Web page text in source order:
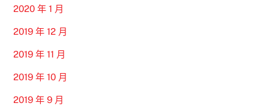
2020 年 1 月
2019 年 12 月
2019 年 11 月
2019 年 10 月
2019 年 9 月